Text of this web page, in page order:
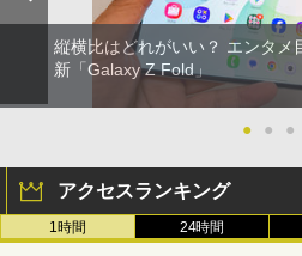
縦横比はどれがいい？ エンタメ
新「Galaxy Z Fold」
● ● ●
アクセスランキング
1時間 24時間